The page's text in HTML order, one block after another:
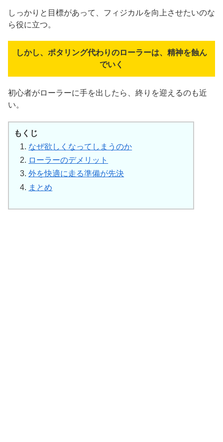
しっかりと目標があって、フィジカルを向上させたいのな
ら役に立つ。
しかし、ポタリング代わりのローラーは、精神を蝕ん
でいく
初心者がローラーに手を出したら、終りを迎えるのも近
い。
もくじ
なぜ欲しくなってしまうのか
ローラーのデメリット
外を快適に走る準備が先決
まとめ